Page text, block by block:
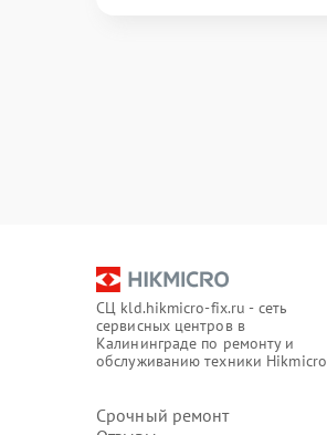
СЦ kld.hikmicro-fix.ru - сеть
сервисных центров в
Калининграде по ремонту и
обслуживанию техники Hikmicro
Срочный ремонт